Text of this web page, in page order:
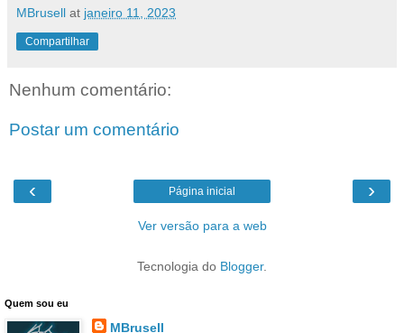
MBrusell at janeiro 11, 2023
Compartilhar
Nenhum comentário:
Postar um comentário
‹ ›
Página inicial
Ver versão para a web
Tecnologia do Blogger.
Quem sou eu
MBrusell